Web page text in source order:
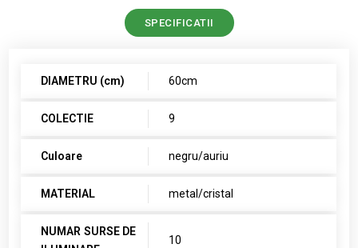
SPECIFICATII
DIAMETRU (cm) 60cm
COLECTIE 9
Culoare negru/auriu
MATERIAL metal/cristal
NUMAR SURSE DE
10